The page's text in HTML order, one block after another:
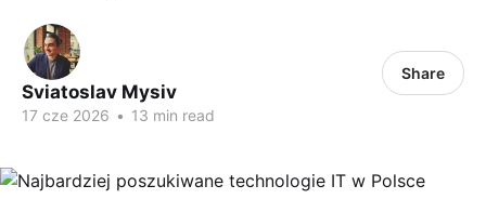
Sviatoslav Mysiv
17 cze 2026 • 13 min read
Share